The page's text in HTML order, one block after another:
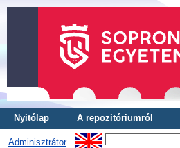
Nyitólap A repozitóriumról
Adminisztrátor